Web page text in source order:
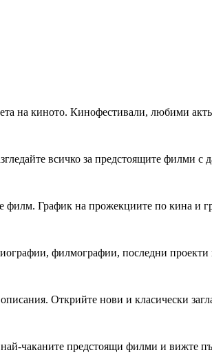
на киното. Кинофестивали, любими
всичко за предстоящите филми с
филм. График на прожекциите по кина и
филмографии, последни
Открийте нови и класически
чаканите предстоящи филми и вижте